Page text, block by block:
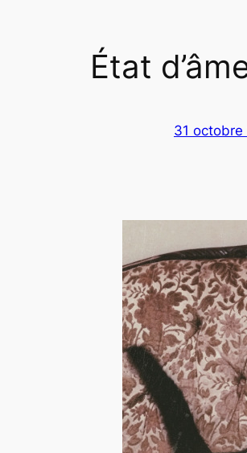
État
31 octobre